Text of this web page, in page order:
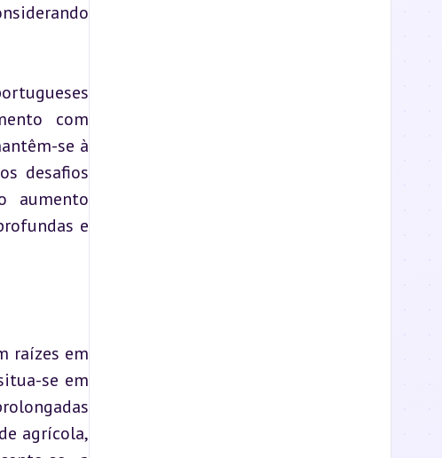
com
se à
desafios
aumento
e
raízes em
se em
agrícola,